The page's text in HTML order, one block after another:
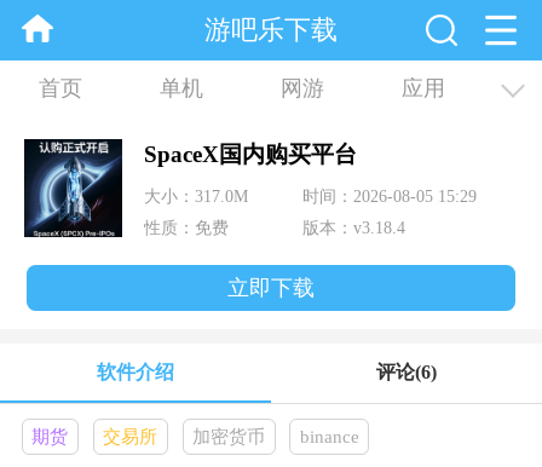
游吧乐下载
首页 单机 网游 应用
资讯 合集
SpaceX国内购买平台
大小：317.0M
时间：2026-08-05 15:29
性质：免费
版本：v3.18.4
立即下载
软件介绍 评论(6)
期货 交易所 加密货币 binance